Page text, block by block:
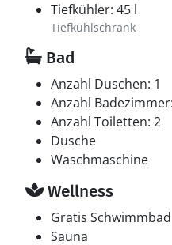
Tiefkühler: 45 l
Tiefkühlschrank
Bad
Anzahl Duschen: 1
Anzahl
Anzahl Toiletten: 2
Dusche
Waschmaschine
Wellness
Gratis Schwimmbad
Sauna